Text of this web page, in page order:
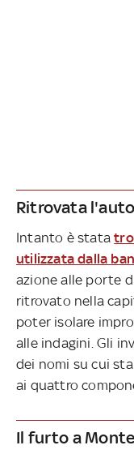
Ritrovata
Intanto è stata
utilizzata dalla
azione alle porte
ritrovato nella
poter isolare
alle indagini. Gli
dei nomi su cui
ai quattro
Il furto a